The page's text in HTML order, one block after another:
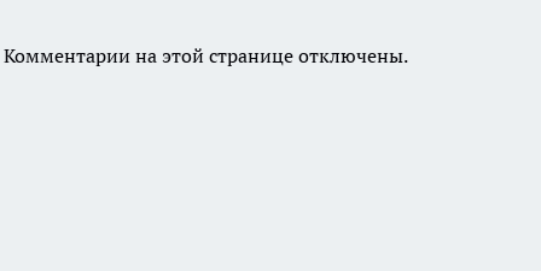
Комментарии на этой странице отключены.